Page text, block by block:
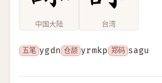
中国大陆 台湾
五笔 ygdn 仓颉 yrmkp 郑码 sagu